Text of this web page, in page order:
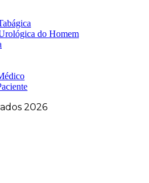
do Homem
2026